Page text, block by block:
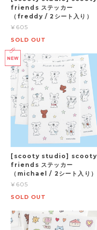
friends ステッカー
（freddy / 2シート入り）
¥605
SOLD OUT
[scooty studio] scooty
friends ステッカー
（michael / 2シート入り）
¥605
SOLD OUT